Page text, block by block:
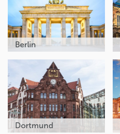
Berlin
Dortmund